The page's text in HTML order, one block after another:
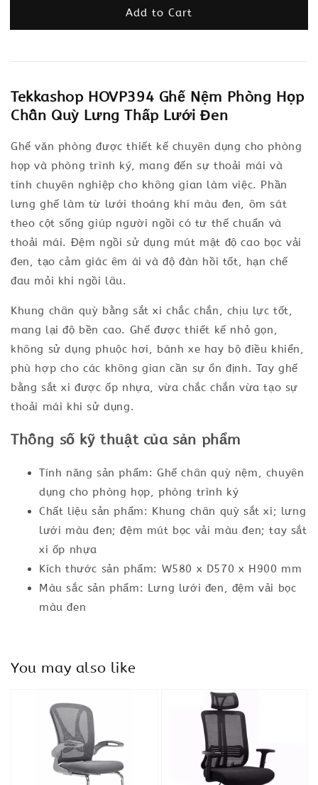
Add to Cart
Tekkashop HOVP394 Ghế Nệm Phòng Họp
Chân Quỳ Lưng Thấp Lưới Đen
Ghế văn phòng được thiết kế chuyên dụng cho phòng
họp và phòng trình ký, mang đến sự thoải mái và
tính chuyên nghiệp cho không gian làm việc. Phần
lưng ghế làm từ lưới thoáng khí màu đen, ôm sát
theo cột sống giúp người ngồi có tư thế chuẩn và
thoải mái. Đệm ngồi sử dụng mút mật độ cao bọc vải
đen, tạo cảm giác êm ái và độ đàn hồi tốt, hạn chế
đau mỏi khi ngồi lâu.
Khung chân quỳ bằng sắt xi chắc chắn, chịu lực tốt,
mang lại độ bền cao. Ghế được thiết kế nhỏ gọn,
không sử dụng phuộc hơi, bánh xe hay bộ điều khiển,
phù hợp cho các không gian cần sự ổn định. Tay ghế
bằng sắt xi được ốp nhựa, vừa chắc chắn vừa tạo sự
thoải mái khi sử dụng.
Thông số kỹ thuật của sản phẩm
Tính năng sản phẩm: Ghế chân quỳ nệm, chuyên
dụng cho phòng họp, phòng trình ký
Chất liệu sản phẩm: Khung chân quỳ sắt xi; lưng
lưới màu đen; đệm mút bọc vải màu đen; tay sắt
xi ốp nhựa
Kích thước sản phẩm: W580 x D570 x H900 mm
Màu sắc sản phẩm: Lưng lưới đen, đệm vải bọc
màu đen
You may also like